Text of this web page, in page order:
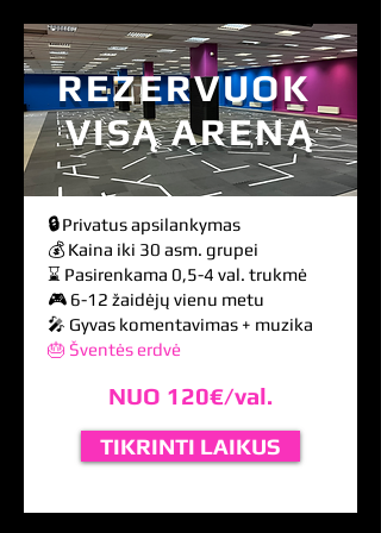
REZERVUOK
VISĄ ARENĄ
🔒Privatus apsilankymas
💰 Kaina iki 30 asm. grupei
⌛ Pasirenkama 0,5-4 val. trukmė
🎮 6-12 žaidėjų vienu metu
🎤 Gyvas komentavimas + muzika
🎂 Šventės erdvė
NUO 120€/val.
TIKRINTI LAIKUS